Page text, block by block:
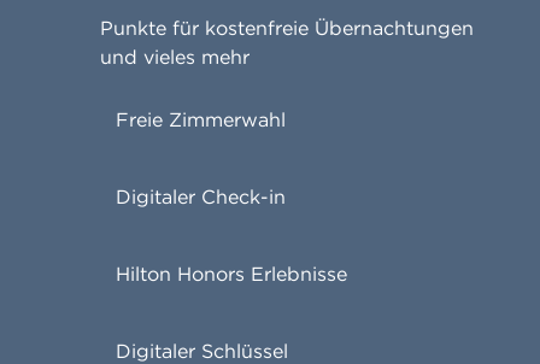
Punkte für kostenfreie Übernachtungen
und vieles mehr
Freie Zimmerwahl
Digitaler Check-in
Hilton Honors Erlebnisse
Digitaler Schlüssel